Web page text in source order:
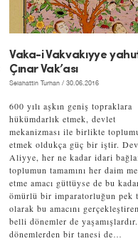
Vaka-i Vakvakıyye
Çınar Vak’ası
Selahattin Turhan / 30.06.2016
600 yılı aşkın geniş topraklara
hükümdarlık etmek, devlet
mekanizması ile birlikte
etmek oldukça güç bir iştir.
Aliyye, her ne kadar idari
toplumun tamamını her daim
etme amacı güttüyse de bu
ömürlü bir imparatorluğun pek
olarak bu amacını
belli dönemler de
dönemlerden bir tanesi de…